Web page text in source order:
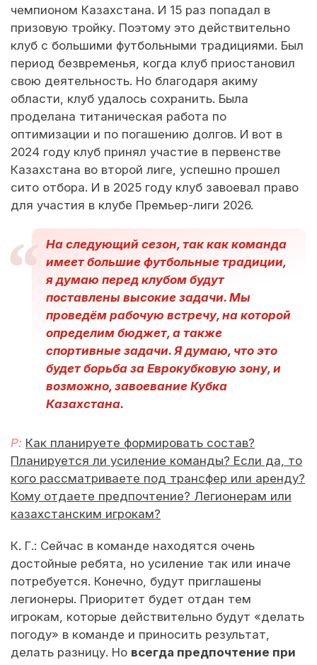
чемпионом Казахстана. И 15 раз попадал в
призовую тройку. Поэтому это действительно
клуб с большими футбольными традициями. Был
период безвременья, когда клуб приостановил
свою деятельность. Но благодаря акиму
области, клуб удалось сохранить. Была
проделана титаническая работа по
оптимизации и по погашению долгов. И вот в
2024 году клуб принял участие в первенстве
Казахстана во второй лиге, успешно прошел
сито отбора. И в 2025 году клуб завоевал право
для участия в клубе Премьер-лиги 2026.
На следующий сезон, так как команда
имеет большие футбольные традиции,
я думаю перед клубом будут
поставлены высокие задачи. Мы
проведём рабочую встречу, на которой
определим бюджет, а также
спортивные задачи. Я думаю, что это
будет борьба за Еврокубковую зону, и
возможно, завоевание Кубка
Казахстана.
Р: Как планируете формировать состав?
Планируется ли усиление команды? Если да, то
кого рассматриваете под трансфер или аренду?
Кому отдаете предпочтение? Легионерам или
казахстанским игрокам?
К. Г.: Сейчас в команде находятся очень
достойные ребята, но усиление так или иначе
потребуется. Конечно, будут приглашены
легионеры. Приоритет будет отдан тем
игрокам, которые действительно будут «делать
погоду» в команде и приносить результат,
делать разницу. Но всегда предпочтение при